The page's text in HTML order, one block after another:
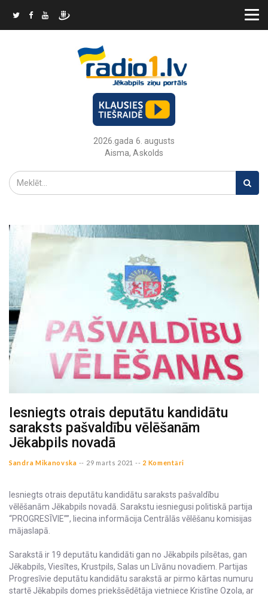
2026.gada 6. augusts
Aisma, Askolds
Iesniegts otrais deputātu kandidātu
saraksts pašvaldību vēlēšanām
Jēkabpils novadā
Sandra Mikanovska -- 29 marts 2021 -- 2 Komentāri
Iesniegts otrais deputātu kandidātu saraksts pašvaldību
vēlēšanām Jēkabpils novadā. Sarakstu iesniegusi politiskā partija
“PROGRESĪVIE””, liecina informācija Centrālās vēlēšanu komisijas
mājaslapā.
Sarakstā ir 19 deputātu kandidāti gan no Jēkabpils pilsētas, gan
Jēkabpils, Viesītes, Krustpils, Salas un Līvānu novadiem. Partijas
Progresīvie deputātu kandidātu sarakstā ar pirmo kārtas numuru
startē Jēkabpils domes priekšsēdētāja vietniece Kristīne Ozola, ar